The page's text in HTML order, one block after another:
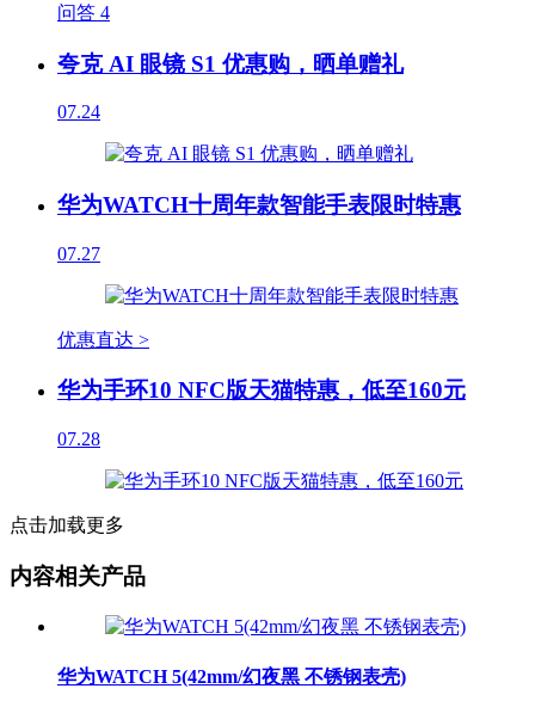
问答 4
夸克 AI 眼镜 S1 优惠购，晒单赠礼
07.24
华为WATCH十周年款智能手表限时特惠
07.27
优惠直达 >
华为手环10 NFC版天猫特惠，低至160元
07.28
点击加载更多
内容相关产品
华为WATCH 5(42mm/幻夜黑 不锈钢表壳)